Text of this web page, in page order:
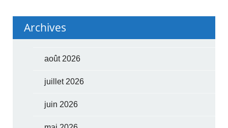
Archives
août 2026
juillet 2026
juin 2026